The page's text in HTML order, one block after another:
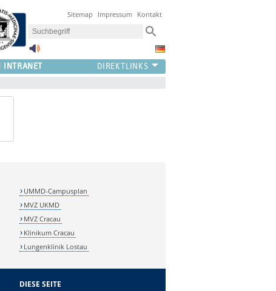
Sitemap Impressum Kontakt
INTRANET
UMMD-Campusplan
MVZ UKMD
MVZ Cracau
Klinikum Cracau
Lungenklinik Lostau
DIESE SEITE